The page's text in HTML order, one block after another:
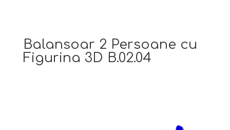
Balansoar 2 Persoane cu
Figurina 3D B.02.04